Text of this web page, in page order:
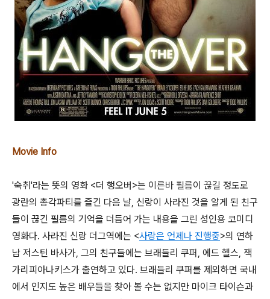
Movie Info
'숙취'라는 뜻의 영화 <더 행오버>는 이른바 필름이 끊길 정도로
광란의 총각파티를 즐긴 다음 날, 신랑이 사라진 것을 알게 된 친구
들이 끊긴 필름의 기억을 더듬어 가는 내용을 그린 성인용 코미디
영화다. 사라진 신랑 더그역에는 <사랑은 언제나 진행중>의 연하
남 저스틴 바사가, 그의 친구들에는 브래들리 쿠퍼, 에드 헬스, 잭
가리피아나키스가 출연하고 있다. 브래들리 쿠퍼를 제외하면 국내
에서 인지도 높은 배우들을 찾아 볼 수는 없지만 마이크 타이슨과